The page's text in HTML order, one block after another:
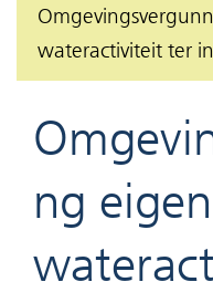
wateractiviteit ter
ng